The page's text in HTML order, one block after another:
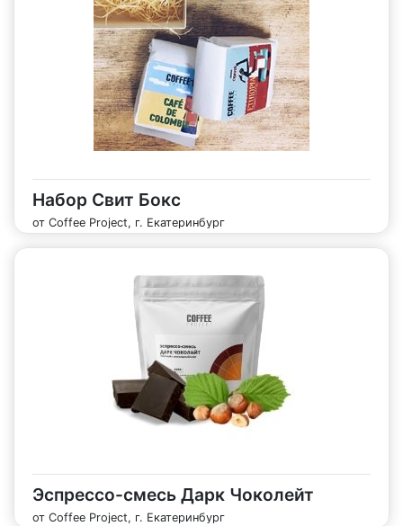
Набор Свит Бокс
от Coffee Project, г. Екатеринбург
Эспрессо-смесь Дарк Чоколейт
от Coffee Project, г. Екатеринбург